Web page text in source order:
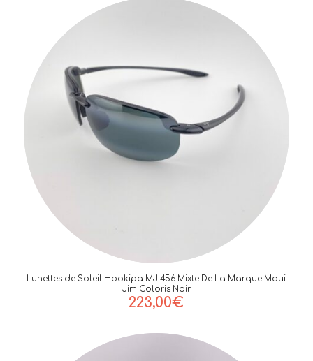
Lunettes de Soleil Hookipa MJ 456 Mixte De La Marque Maui
Jim Coloris Noir
223,00€